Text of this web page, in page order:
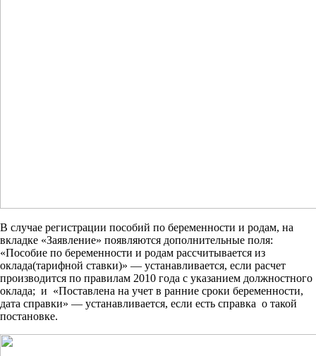
В случае регистрации пособий по беременности и родам, на
вкладке «Заявление» появляются дополнительные поля:
«Пособие по беременности и родам рассчитывается из
оклада(тарифной ставки)» — устанавливается, если расчет
производится по правилам 2010 года с указанием должностного
оклада; и «Поставлена на учет в ранние сроки беременности,
дата справки» — устанавливается, если есть справка о такой
постановке.